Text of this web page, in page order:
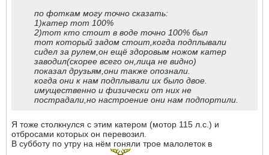
по фоткам могу точно сказать:
1)катер тот 100%
2)тот кто стоит в воде точно 100% был
тот который задом стоит,когда подплывали
сидел за рулем,он ещё здоровым ножом катер
заводил(скорее всего он,лица не видно)
показал друзьям,они также опознали.
когда они к нам подплывали их было двое.
имущественно и физически от них не
пострадали,но настроение они нам подпортили.
Я тоже столкнулся с этим катером (мотор 115 л.с.) и
отбросами которых он перевозил.
В субботу по утру на нём гоняли трое малолеток в